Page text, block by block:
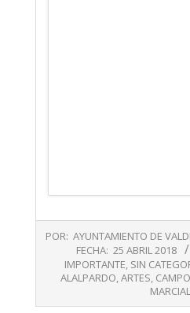
04-
POR: AYUNTAMIENTO DE
FECHA: 25 ABRIL 2018
IMPORTANTE SIN
ALALPARDO ARTES CAMPO